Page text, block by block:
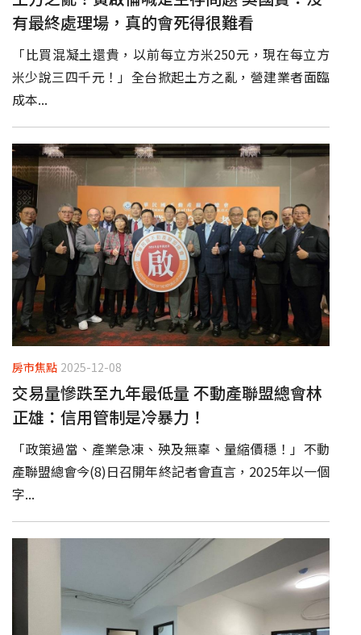
有最終處理場，真的會死得很難看
「比買混凝土還貴，以前每立方米250元，現在每立方
米少說三四千元！」全台掀起土方之亂，營建業者面臨
成本...
房市焦點 2025-12-08
交易量慘跌至九年最低量 不動產聯盟總會林
正雄：信用管制是冷暴力！
「政策過當、產業急凍、殃及無辜、量縮價穩！」不動
產聯盟總會今(8)日召開年終記者會直言，2025年以一個
字...